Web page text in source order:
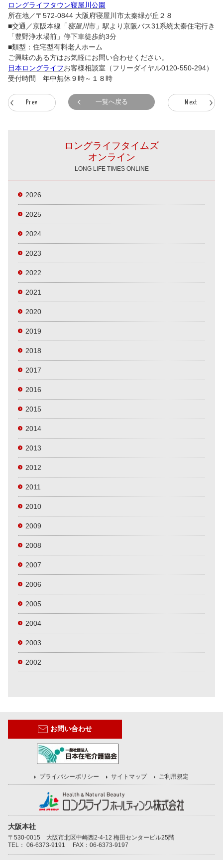
ロングライフタウン寝屋川公園
所在地／〒572-0844 大阪府寝屋川市太秦緑が丘２８
■交通／京阪本線「寝屋川市」駅より京阪バス31系統太秦住宅行き
「豊野浄水場前」停下車徒歩約3分
■類型：住宅型有料老人ホーム
ご興味のある方はお気軽にお問い合わせください。
日本ロングライフお客様相談室（フリーダイヤル0120-550-294）
受付時間 年中無休９時～１８時
Prev 一覧へ戻る Next
ロングライフタイムズ
オンライン
LONG LIFE TIMES ONLINE
2026
2025
2024
2023
2022
2021
2020
2019
2018
2017
2016
2015
2014
2013
2012
2011
2010
2009
2008
2007
2006
2005
2004
2003
2002
お問い合わせ
プライバシーポリシー サイトマップ ご利用規定
大阪本社
〒530-0015 大阪市北区中崎西2-4-12 梅田センタービル25階
TEL： 06-6373-9191 FAX：06-6373-9197